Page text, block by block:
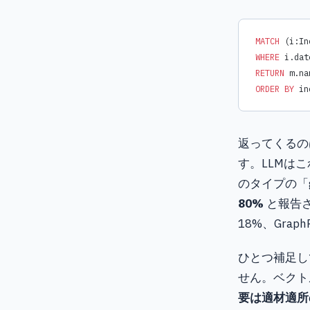
MATCH
WHERE
RETURN
ORDER BY
返ってくる
す。LLMは
のタイプの
80% と報告
18%、
ひとつ補足
せん。ベク
要は適材適